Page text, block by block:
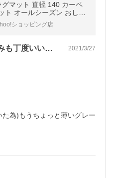
マット 直径 140 カーペ
ト オールシーズン おしゃ
冬 北欧 絨毯 抗菌 防ダニ フリーリー
ショッピング店
サイズもちょうど良く厚みも丁度いい！！… 2021/3/27
為)もうちょっと薄いグレー